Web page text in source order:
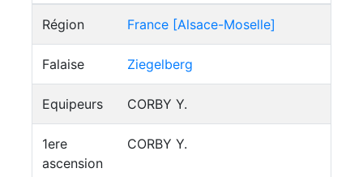
Région France [Alsace-Moselle]
Falaise Ziegelberg
Equipeurs CORBY Y.
1ere
ascension
CORBY Y.